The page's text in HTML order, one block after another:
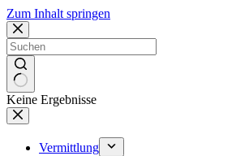
Zum Inhalt springen
Keine Ergebnisse
Vermittlung